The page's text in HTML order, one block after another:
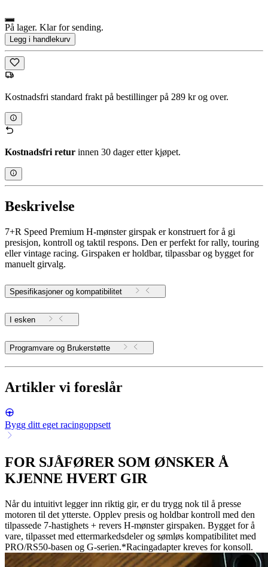
På lager. Klar for sending.
Legg i handlekurv
Kostnadsfri standard frakt på bestillinger på 289 kr og over.
Kostnadsfri retur innen 30 dager etter kjøpet.
Beskrivelse
7+R Speed Premium H-mønster girspak er konstruert for å gi
presisjon, kontroll og taktil respons. Den er perfekt for rally, touring
eller vintage racing. Girspaken er holdbar, tilpassbar og bygget for
manuelt girvalg.
Spesifikasjoner og kompatibilitet
I esken
Programvare og Brukerstøtte
Artikler vi foreslår
Bygg ditt eget racingoppsett
FOR SJÅFØRER SOM ØNSKER Å
KJENNE HVERT GIR
Når du intuitivt legger inn riktig gir, er du trygg nok til å presse
motoren til det ytterste. Opplev presis og holdbar kontroll med den
tilpassede 7-hastighets + revers H-mønster girspaken. Bygget for å
vare, tilpasset med ettermarkedsdeler og sømløs kompatibilitet med
PRO/RS50-basen og G-serien.*Racingadapter kreves for konsoll.